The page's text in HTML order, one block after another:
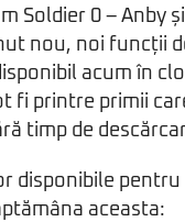
Soldier 0 – Anby
nou, noi funcții
acum în
fi printre primii
timp de
disponibile
aceasta: